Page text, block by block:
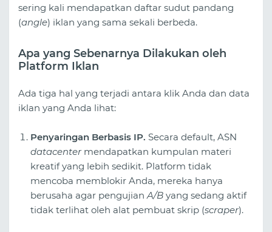
sering kali mendapatkan daftar sudut pandang
(angle) iklan yang sama sekali berbeda.
Apa yang Sebenarnya Dilakukan oleh
Platform Iklan
Ada tiga hal yang terjadi antara klik Anda dan data
iklan yang Anda lihat:
Penyaringan Berbasis IP. Secara default, ASN
datacentermendapatkan kumpulan materi
kreatif yang lebih sedikit. Platform tidak
mencoba memblokir Anda, mereka hanya
berusaha agar pengujian A/B yang sedang aktif
tidak terlihat oleh alat pembuat skrip (scraper).